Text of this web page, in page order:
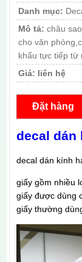
Danh mục:
Mô tả: châu
cho văn
khẩu tực tiếp từ
Giá: liên hệ
Đặt hàng
decal dán
decal dán kính
giấy gồm nhiều
giấy được dùng
giấy thường